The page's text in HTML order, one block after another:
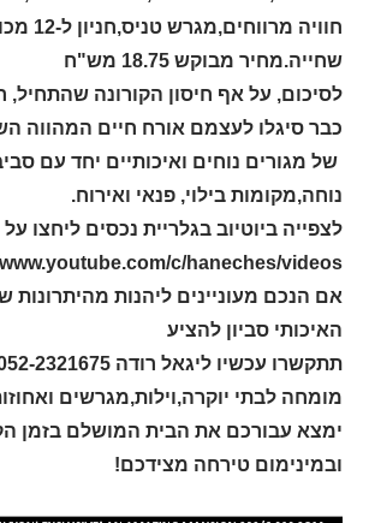
חוויה
שחייה.מחיר מבוקש 18.75 מש"ח
לסיכום, על אף חיסון הקורונה
כבר סיגלו לעצמם אורח חיים המהווה
של מגורים נוחים ואיכותיים יחד עם
נוחה,מקומות בילוי, פנאי ואירוח.
לצפייה ביוטיוב בגלריית נכסים ליחצו
c/haneches/videos
אם הנכם מעוניינים ליהנות מהיתרונות
האיכותי סביון להציע
תתקשרו עכשיו ליגאל רודה 052-2321675
מומחה לבתי יוקרה,וילות,מגרשים
ימצא עבורכם את הבית המושלם בזמן
ובמינימום טירחה מצידכם!